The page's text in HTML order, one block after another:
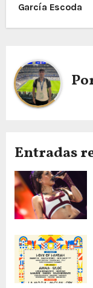
García Escoda
Entradas